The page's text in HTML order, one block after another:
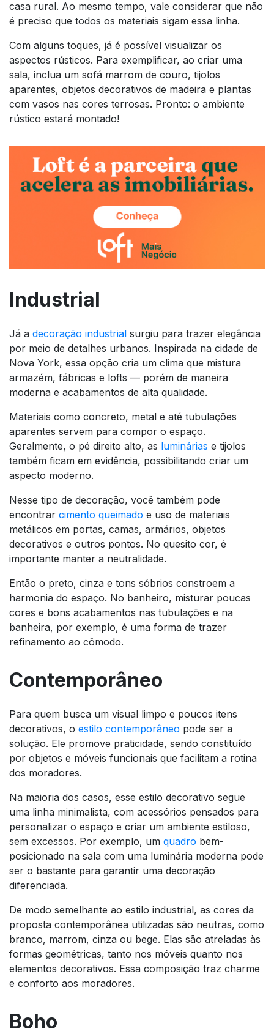
casa rural. Ao mesmo tempo, vale considerar que não
é preciso que todos os materiais sigam essa linha.
Com alguns toques, já é possível visualizar os
aspectos rústicos. Para exemplificar, ao criar uma
sala, inclua um sofá marrom de couro, tijolos
aparentes, objetos decorativos de madeira e plantas
com vasos nas cores terrosas. Pronto: o ambiente
rústico estará montado!
Industrial
Já a decoração industrial surgiu para trazer elegância
por meio de detalhes urbanos. Inspirada na cidade de
Nova York, essa opção cria um clima que mistura
armazém, fábricas e lofts — porém de maneira
moderna e acabamentos de alta qualidade.
Materiais como concreto, metal e até tubulações
aparentes servem para compor o espaço.
Geralmente, o pé direito alto, as luminárias e tijolos
também ficam em evidência, possibilitando criar um
aspecto moderno.
Nesse tipo de decoração, você também pode
encontrar cimento queimado e uso de materiais
metálicos em portas, camas, armários, objetos
decorativos e outros pontos. No quesito cor, é
importante manter a neutralidade.
Então o preto, cinza e tons sóbrios constroem a
harmonia do espaço. No banheiro, misturar poucas
cores e bons acabamentos nas tubulações e na
banheira, por exemplo, é uma forma de trazer
refinamento ao cômodo.
Contemporâneo
Para quem busca um visual limpo e poucos itens
decorativos, o estilo contemporâneo pode ser a
solução. Ele promove praticidade, sendo constituído
por objetos e móveis funcionais que facilitam a rotina
dos moradores.
Na maioria dos casos, esse estilo decorativo segue
uma linha minimalista, com acessórios pensados para
personalizar o espaço e criar um ambiente estiloso,
sem excessos. Por exemplo, um quadro bem-
posicionado na sala com uma luminária moderna pode
ser o bastante para garantir uma decoração
diferenciada.
De modo semelhante ao estilo industrial, as cores da
proposta contemporânea utilizadas são neutras, como
branco, marrom, cinza ou bege. Elas são atreladas às
formas geométricas, tanto nos móveis quanto nos
elementos decorativos. Essa composição traz charme
e conforto aos moradores.
Boho